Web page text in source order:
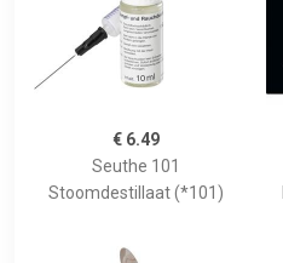
€ 6.49
Seuthe 101
Stoomdestillaat (*101)